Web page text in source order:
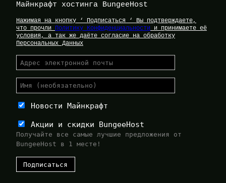
Майнкрафт хостинга BungeeHost
Нажимая на кнопку ‘ Подписаться ‘ Вы подтверждаете,
что прочли Политику Конфиденциальности и принимаете её
условия, а так же даёте согласие на обработку
Персональных Данных
Новости Майнкрафт
Акции и скидки BungeeHost
Получайте все самые лучшие предложения от
BungeeHost в 1 месте!